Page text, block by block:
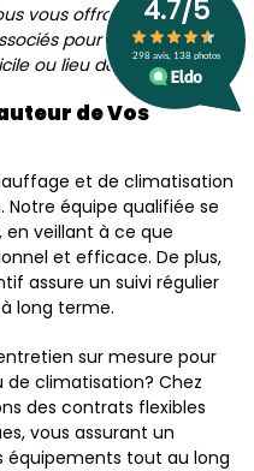
vous offrons une
pour garantir un
ou lieu de travail.
de Vos
et de climatisation
équipe qualifiée se
veillant à ce que
et efficace. De plus,
assure un suivi régulier
long terme.
sur mesure pour
climatisation? Chez
des contrats flexibles
vous assurant un
tout au long